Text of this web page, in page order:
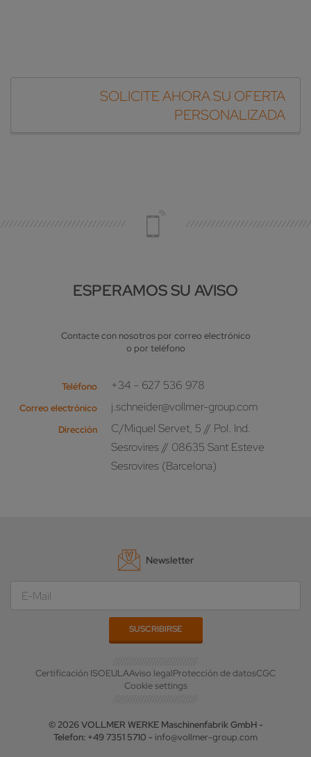
SOLICITE AHORA SU OFERTA
PERSONALIZADA
ESPERAMOS SU AVISO
Contacte con nosotros por correo electrónico
o por teléfono
Teléfono +34 - 627 536 978
Correo electrónico j.schneider@vollmer-group.com
Dirección
C/Miquel Servet, 5 // Pol. Ind.
Sesrovires // 08635 Sant Esteve
Sesrovires (Barcelona)
Newsletter
Certificación ISOEULAAviso legalProtección de datosCGC
Cookie settings
© 2026 VOLLMER WERKE Maschinenfabrik GmbH -
Telefon: +49 7351 5710 - info@vollmer-group.com